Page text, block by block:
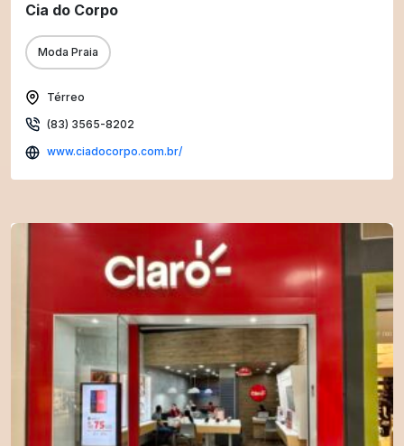
Cia do Corpo
Moda Praia
Térreo
(83) 3565-8202
www.ciadocorpo.com.br/